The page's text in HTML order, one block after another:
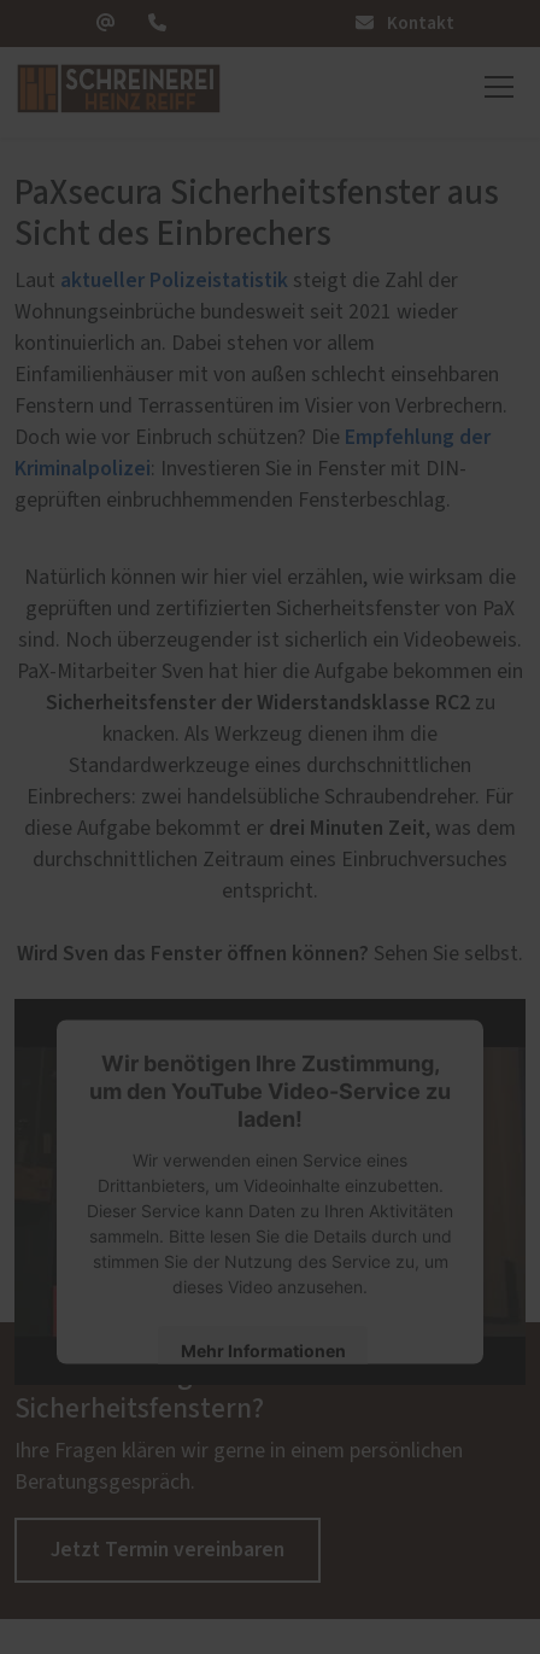
Kontakt
PaXsecura Sicherheitsfenster aus
Sicht des Einbrechers
Laut aktueller Polizeistatistik steigt die Zahl der
Wohnungseinbrüche bundesweit seit 2021 wieder
kontinuierlich an. Dabei stehen vor allem
Einfamilienhäuser mit von außen schlecht einsehbaren
Fenstern und Terrassentüren im Visier von Verbrechern.
Doch wie vor Einbruch schützen? Die Empfehlung der
Kriminalpolizei: Investieren Sie in Fenster mit DIN-
geprüften einbruchhemmenden Fensterbeschlag.
Natürlich können wir hier viel erzählen, wie wirksam die
geprüften und zertifizierten Sicherheitsfenster von PaX
sind. Noch überzeugender ist sicherlich ein Videobeweis.
PaX-Mitarbeiter Sven hat hier die Aufgabe bekommen ein
Sicherheitsfenster der Widerstandsklasse RC2zu
knacken. Als Werkzeug dienen ihm die
Standardwerkzeuge eines durchschnittlichen
Einbrechers: zwei handelsübliche Schraubendreher. Für
diese Aufgabe bekommt er drei Minuten Zeit, was dem
durchschnittlichen Zeitraum eines Einbruchversuches
entspricht.
Wird Sven das Fenster öffnen können? Sehen Sie selbst.
Wir benötigen Ihre Zustimmung,
um den YouTube Video-Service zu
laden!
Wir verwenden einen Service eines
Drittanbieters, um Videoinhalte einzubetten.
Dieser Service kann Daten zu Ihren Aktivitäten
sammeln. Bitte lesen Sie die Details durch und
stimmen Sie der Nutzung des Service zu, um
dieses Video anzusehen.
Mehr Informationen
Akzeptieren
powered byUsercentrics Consent
Management Platform
Sicherheitsfenstern?
Ihre Fragen klären wir gerne in einem persönlichen
Beratungsgespräch.
Jetzt Termin vereinbaren